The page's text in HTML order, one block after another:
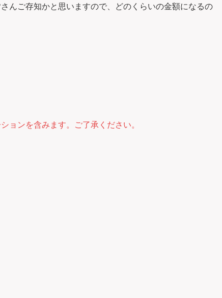
んご存知かと思いますので、どのくらいの金額になるの
ョンを含みます。ご了承ください。